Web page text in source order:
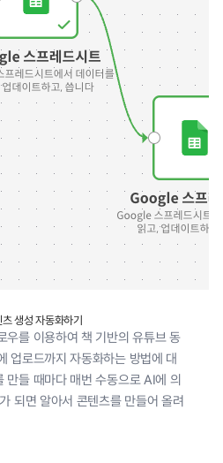
생성 자동화하기
우를 이용하여 책 기반의 유튜브 동
업로드까지 자동화하는 방법에 대
만들 때마다 매번 수동으로 AI에 의
되면 알아서 콘텐츠를 만들어 올려